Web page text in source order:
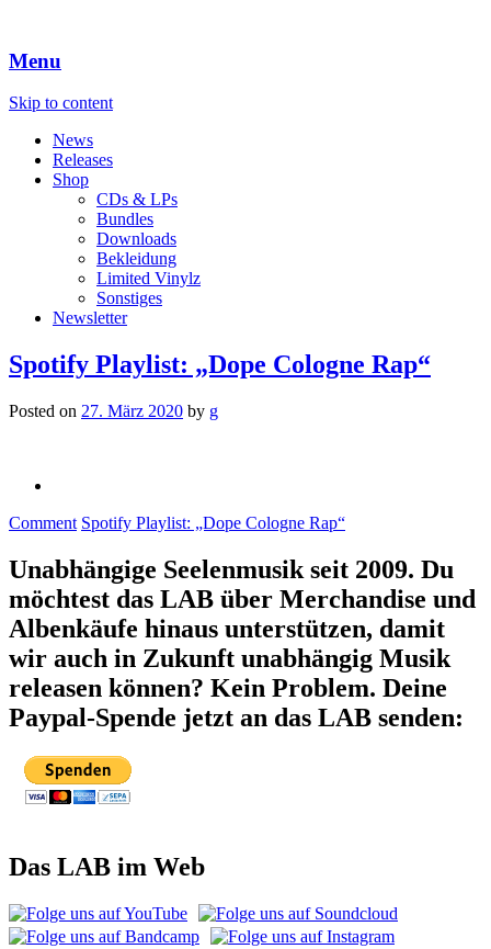
Menu
Skip to content
News
Releases
Shop
CDs & LPs
Bundles
Downloads
Bekleidung
Limited Vinylz
Sonstiges
Newsletter
Spotify Playlist: „Dope Cologne Rap“
Posted on 27. März 2020 by g
Comment Spotify Playlist: „Dope Cologne Rap“
Unabhängige Seelenmusik seit 2009. Du
möchtest das LAB über Merchandise und
Albenkäufe hinaus unterstützen, damit
wir auch in Zukunft unabhängig Musik
releasen können? Kein Problem. Deine
Paypal-Spende jetzt an das LAB senden:
Das LAB im Web